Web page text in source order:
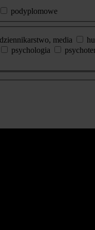
podyplomowe
dziennikarstwo, media
psychologia